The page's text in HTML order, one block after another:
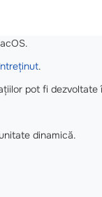
.
pot fi dezvoltate
dinamică.